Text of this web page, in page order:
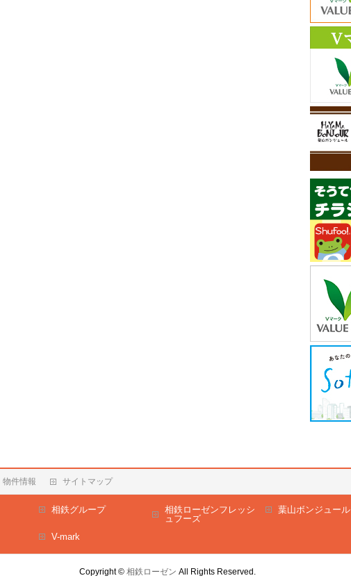
物件情報 サイトマップ
相鉄グループ
相鉄ローゼンフレッシ
ュフーズ
葉山ボンジュール
V-mark
Copyright © 相鉄ローゼン All Rights Reserved.